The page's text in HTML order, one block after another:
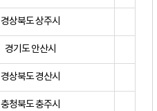
경상북도 상주시
경기도 안산시
경상북도 경산시
충청북도 충주시